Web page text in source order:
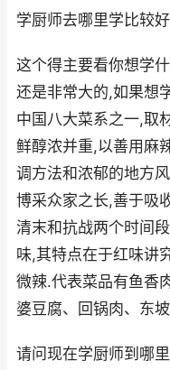
学厨师去哪里学比较
这个得主要看你想学
还是非常大的,如果想
中国八大菜系之一,取
鲜醇浓并重,以善用麻
调方法和浓郁的地方
博采众家之长,善于吸
清末和抗战两个时间
味,其特点在于红味讲
微辣.代表菜品有鱼香
婆豆腐、回锅肉、东
请问现在学厨师到哪